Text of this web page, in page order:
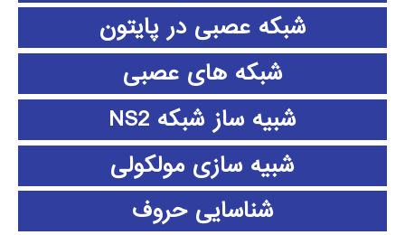
شبکه عصبی در پایتون
شبکه های عصبی
شبیه ساز شبکه NS2
شبیه سازی مولکولی
شناسایی حروف